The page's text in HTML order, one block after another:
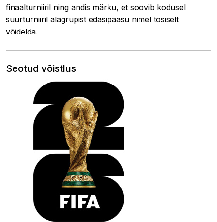
finaalturniiril ning andis märku, et soovib kodusel
suurturniiril alagrupist edasipääsu nimel tõsiselt
võidelda.
Seotud võistlus